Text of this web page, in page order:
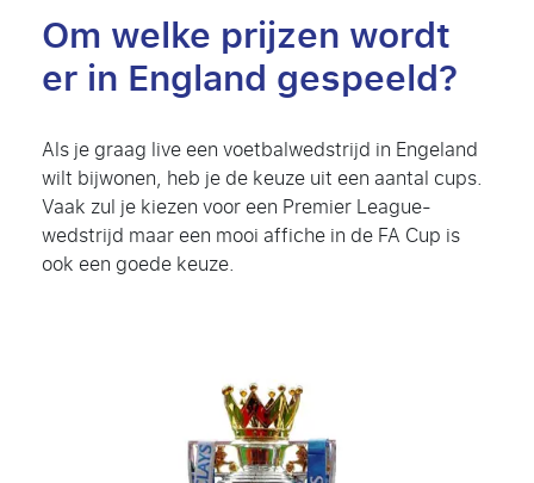
Om welke prijzen wordt
er in England gespeeld?
Als je graag live een voetbalwedstrijd in Engeland
wilt bijwonen, heb je de keuze uit een aantal cups.
Vaak zul je kiezen voor een Premier League-
wedstrijd maar een mooi affiche in de FA Cup is
ook een goede keuze.